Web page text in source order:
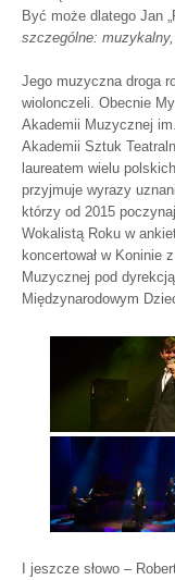
Być może dlatego Jan
szczególne:
Jego muzyczna droga
wiolonczeli. Obecnie
Akademii Muzycznej
Akademii Sztuk
laureatem wielu
przyjmuje wyrazy
którzy od 2015
Wokalistą Roku w
koncertował w Koninie
Muzycznej pod
Międzynarodowym
I jeszcze słowo –